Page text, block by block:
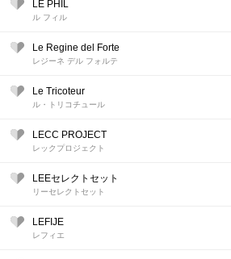
LE PHIL
ル フィル
Le Regine del Forte
レジーネ デル フォルテ
Le Tricoteur
ル・トリコチュール
LECC PROJECT
レックプロジェクト
LEEセレクトセット
リーセレクトセット
LEFIJE
レフィエ